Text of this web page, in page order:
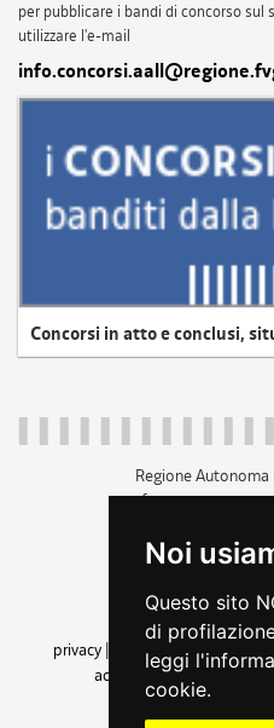
Noi
Questo sito
di
leggi
cookie.
per pubblicare i bandi di concorso
utilizzare l'e-mail
Concorsi in atto e conclusi,
Regione Autonoma
c.f. 80014930327;
+39 040
privacy
cookie |note legali
accessibilità| feedback